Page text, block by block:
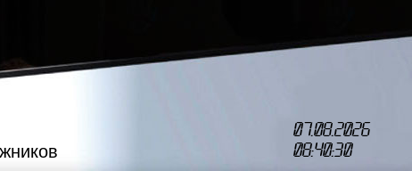
07.08.2026
08:40:30